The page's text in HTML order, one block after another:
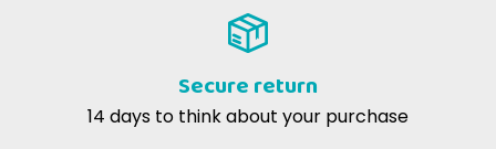
Secure return
14 days to think about your purchase